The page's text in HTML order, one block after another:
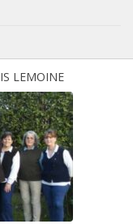
LEMOINE